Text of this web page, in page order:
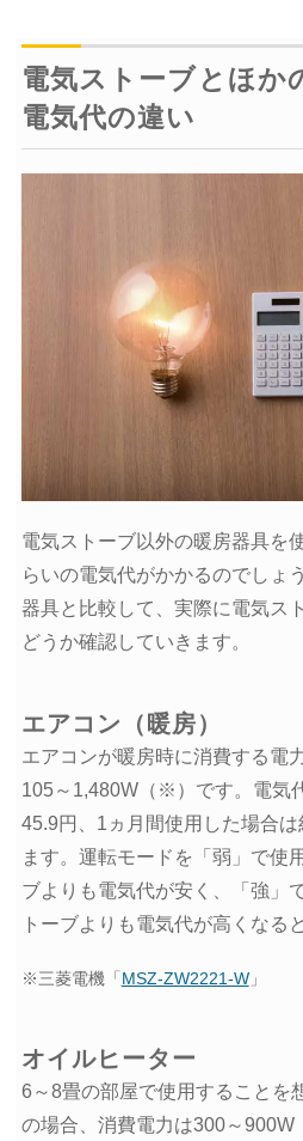
電気ストーブとほか
電気代の違い
電気ストーブ以外の暖房器具を
らいの電気代がかかるのでしょ
器具と比較して、実際に電気ス
どうか確認していきます。
エアコン（暖房）
エアコンが暖房時に消費する電
105～1,480W（※）です。電気
45.9円、1ヵ月間使用した場合
ます。運転モードを「弱」で使
ブよりも電気代が安く、「強」
トーブよりも電気代が高くなる
※三菱電機「 MSZ-ZW2221-W」
オイルヒーター
6～8畳の部屋で使用することを
の場合、消費電力は300～